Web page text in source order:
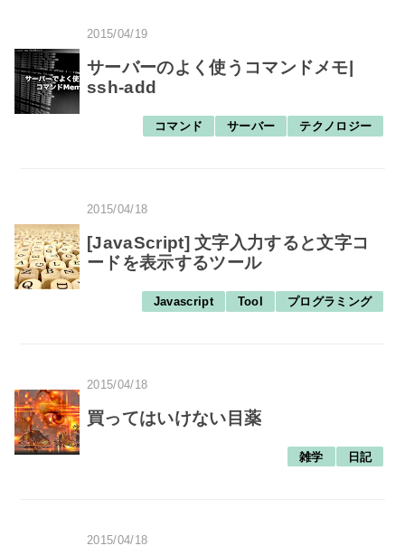
2015/04/19
サーバーのよく使うコマンドメモ|
ssh-add
コマンド サーバー テクノロジー
2015/04/18
[JavaScript] 文字入力すると文字コ
ードを表示するツール
Javascript Tool プログラミング
2015/04/18
買ってはいけない目薬
雑学 日記
2015/04/18